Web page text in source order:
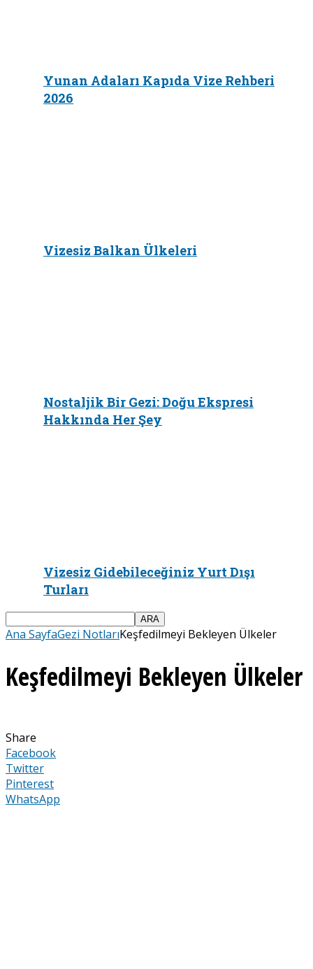
Yunan Adaları Kapıda Vize Rehberi
2026
Vizesiz Balkan Ülkeleri
Nostaljik Bir Gezi: Doğu Ekspresi
Hakkında Her Şey
Vizesiz Gidebileceğiniz Yurt Dışı
Turları
Ana SayfaGezi NotlarıKeşfedilmeyi Bekleyen Ülkeler
Keşfedilmeyi Bekleyen Ülkeler
Share
Facebook
Twitter
Pinterest
WhatsApp